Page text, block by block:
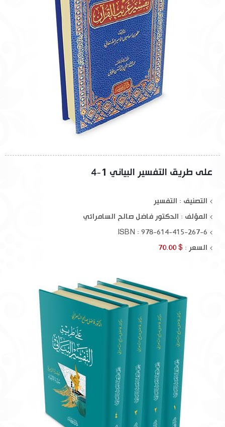
على طريق التفسير البياني 1-4
التصنيف : التفسير
المؤلف : الدكتور فاضل صالح السامرائي
ISBN : 978-614-415-267-6
السعر : $ 70.00